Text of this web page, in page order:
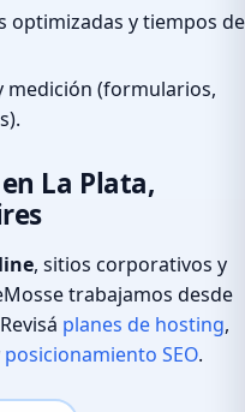
optimizadas y tiempos de
medición (formularios,
La Plata,
, sitios corporativos y
trabajamos desde
planes de hosting,
posicionamiento SEO.